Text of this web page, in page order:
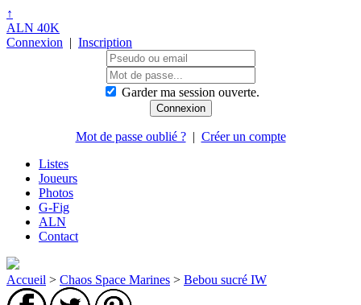
↑
ALN 40K
Connexion | Inscription
Garder ma session ouverte.
Mot de passe oublié ?| Créer un compte
Listes
Joueurs
Photos
G-Fig
ALN
Contact
Accueil > Chaos Space Marines > Bebou sucré IW